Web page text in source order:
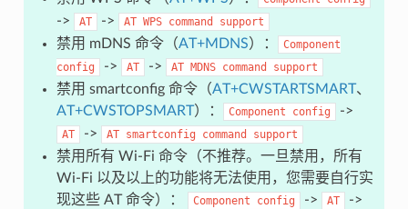
-> AT -> AT WPS command support
禁用 mDNS 命令（AT+MDNS）：
Component
config
-> AT -> AT MDNS command support
禁用 smartconfig 命令（AT+CWSTARTSMART、
AT+CWSTOPSMART）： Component config ->
AT -> AT smartconfig command support
禁用所有 Wi-Fi 命令（不推荐。一旦禁用，所有
Wi-Fi 以及以上的功能将无法使用，您需要自行实
现这些 AT 命令）：
Component config -> AT ->